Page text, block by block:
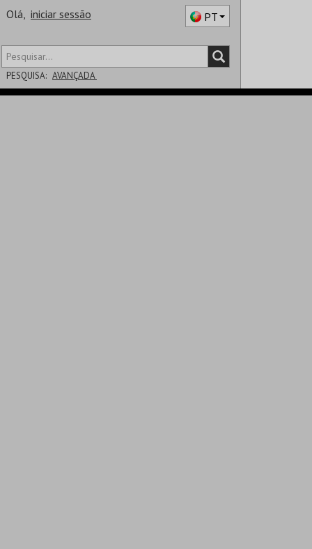
Olá, iniciar sessão PT
PESQUISA: AVANÇADA